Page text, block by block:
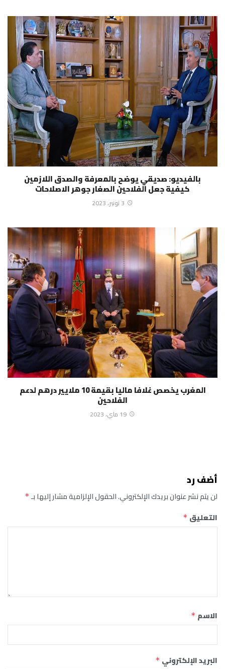
بالفيديو: صديقي يوضح بالمعرفة والصدق اللازمين
كيفية جعل الفلاحين الصغار جوهر الاصلاحات
3 نونبر، 2023
المغرب يخصص غلافا ماليا بقيمة 10 ملايير درهم لدعم
الفلاحين
19 ماي، 2023
أضف رد
لن يتم نشر عنوان بريدك الإلكتروني.الحقول الإلزامية مشار إليها بـ*
التعليق *
الاسم *
البريد الإلكتروني *